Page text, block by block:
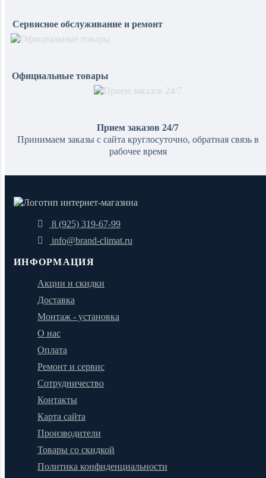
Сервисное обслуживание и ремонт
Официальные товары
Прием заказов 24/7
Принимаем заказы с сайта круглосуточно, обратная связь в
рабочее время
8 (925) 319-67-99
info@brand-climat.ru
ИНФОРМАЦИЯ
Акции и скидки
Доставка
Монтаж - установка
О нас
Оплата
Ремонт и сервис
Сотрудничество
Контакты
Карта сайта
Производители
Товары со скидкой
Политика конфиденциальности